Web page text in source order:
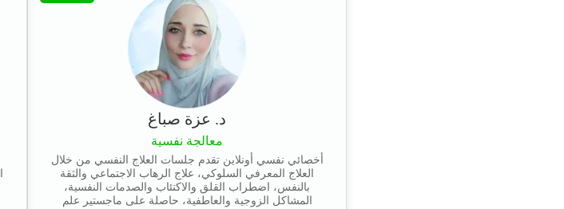
د. عزة صباغ
معالجة نفسية
أخصائي نفسي أونلاين تقدم جلسات العلاج النفسي من خلال
العلاج المعرفي السلوكي، علاج الرهاب الاجتماعي والثقة
بالنفس، اضطراب القلق والاكتئاب والصدمات النفسية،
المشاكل الزوجية والعاطفية، حاصلة على ماجستير علم